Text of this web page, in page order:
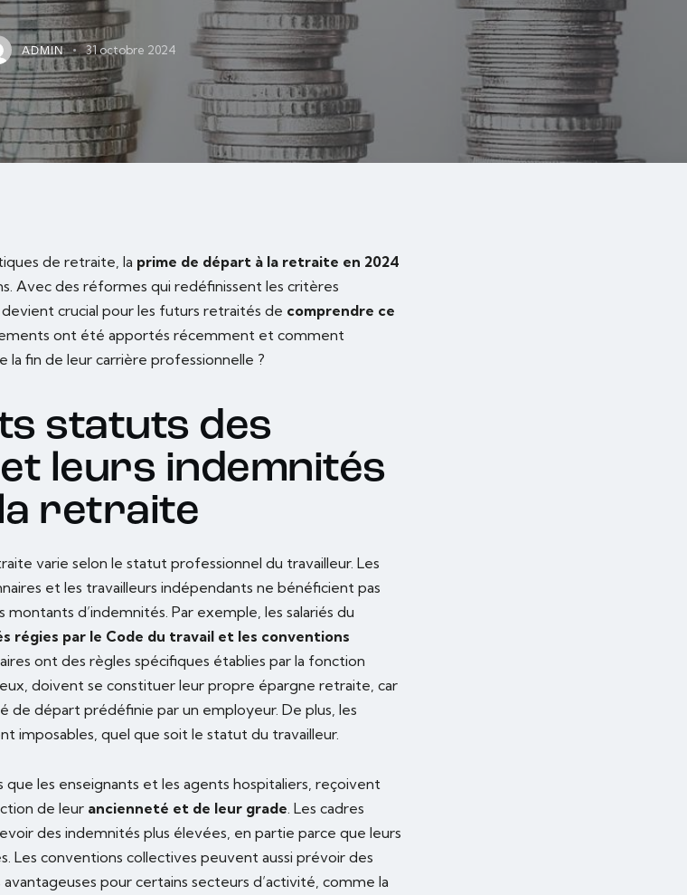
ADMIN 31 octobre 2024
de retraite, la prime de départ à la retraite en 2024
Avec des réformes qui redéfinissent les critères
crucial pour les futurs retraités de comprendre ce
ont été apportés récemment et comment
fin de leur carrière professionnelle ?
statuts des
leurs indemnités
retraite
varie selon le statut professionnel du travailleur. Les
et les travailleurs indépendants ne bénéficient pas
d’indemnités. Par exemple, les salariés du
régies par le Code du travail et les conventions
ont des règles spécifiques établies par la fonction
doivent se constituer leur propre épargne retraite, car
de départ prédéfinie par un employeur. De plus, les
imposables, quel que soit le statut du travailleur.
que les enseignants et les agents hospitaliers, reçoivent
de leur ancienneté et de leur grade . Les cadres
des indemnités plus élevées, en partie parce que leurs
Les conventions collectives peuvent aussi prévoir des
pour certains secteurs d’activité, comme la